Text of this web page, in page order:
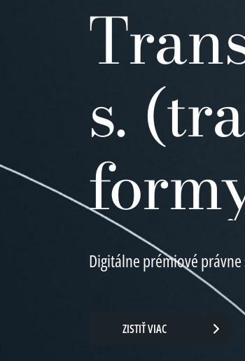
s.
Digitálne prémiové právne
ZISTIŤ VIAC